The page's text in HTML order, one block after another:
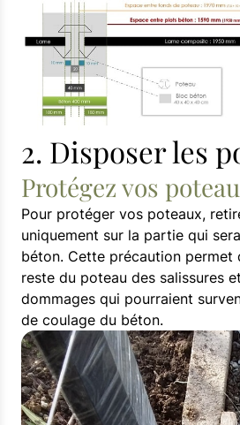
2. Disposer les
Protégez vos
Pour protéger vos poteaux,
uniquement sur la partie qui
béton. Cette précaution permet
reste du poteau des salissures
dommages qui pourraient
de coulage du béton.